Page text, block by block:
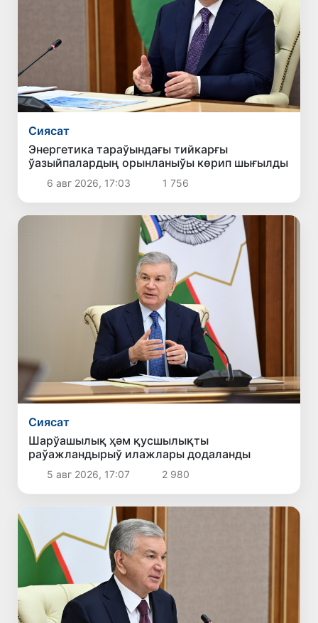
Сиясат
Энергетика тараўындағы тийкарғы
ўазыйпалардың орынланыўы көрип шығылды
6 авг 2026, 17:03 1 756
Сиясат
Шарўашылық ҳәм қусшылықты
раўажландырыў илажлары додаланды
5 авг 2026, 17:07 2 980